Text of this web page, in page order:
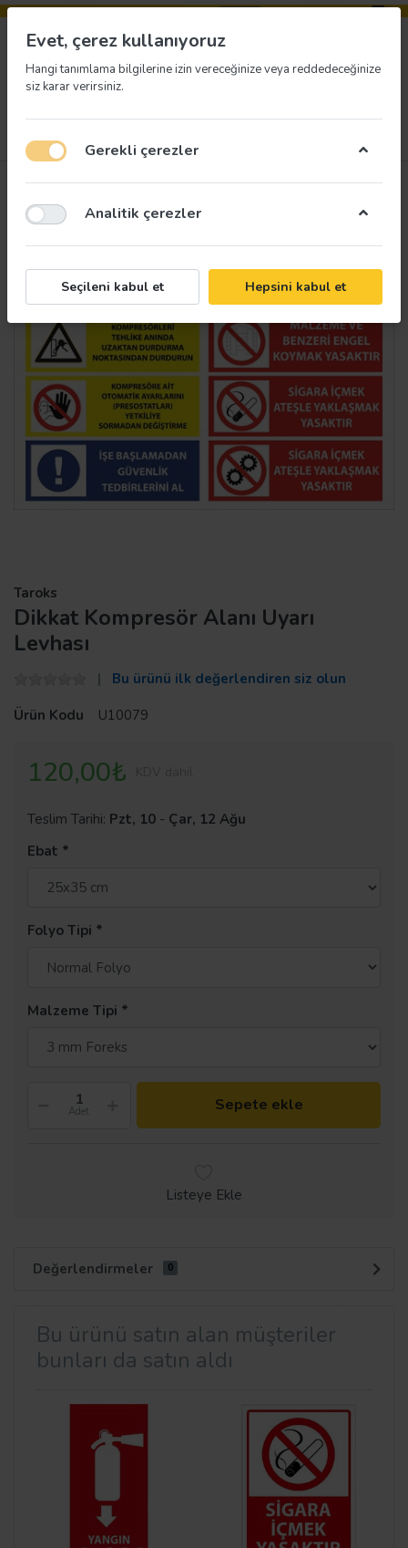
Taroks
Dikkat Kompresör Alanı Uyarı
Levhası
Bu ürünü ilk değerlendiren siz olun
Ürün Kodu
U10079
120,00₺
Teslim Tarihi: Pzt, 10 - Çar, 12 Ağu
Ebat
Folyo Tipi
Malzeme Tipi
Adet Sepete ekle
Listeye Ekle
Değerlendirmeler 0
Bu ürünü satın alan müşteriler
bunları da satın aldı
Evet, çerez kullanıyoruz
Hangi tanımlama bilgilerine izin vereceğinize veya reddedeceğinize
siz karar verirsiniz.
Gerekli çerezler
Analitik çerezler
Seçileni kabul et Hepsini kabul et